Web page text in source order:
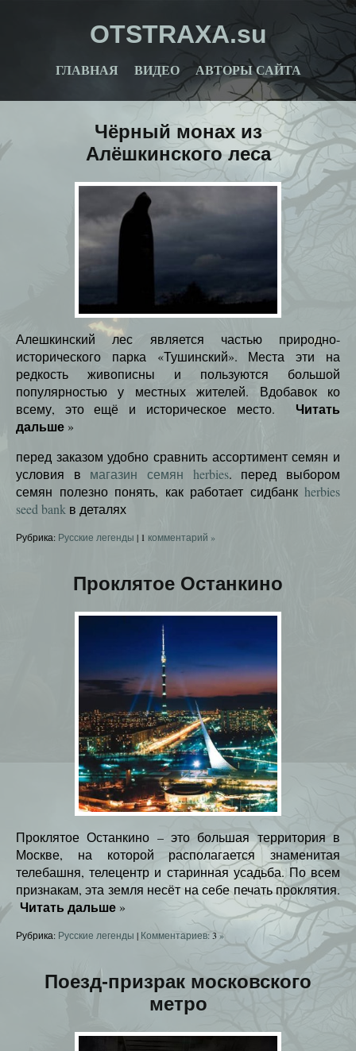
OTSTRAXA.su
ГЛАВНАЯ ВИДЕО АВТОРЫ САЙТА
Чёрный монах из
Алёшкинского леса
Алешкинский лес является частью природно-
исторического парка «Тушинский». Места эти на
редкость живописны и пользуются большой
популярностью у местных жителей. Вдобавок ко
всему, это ещё и историческое место.
Читать
дальше »
перед заказом удобно сравнить ассортимент семян и
условия в магазин семян herbies. перед выбором
семян полезно понять, как работает сидбанк herbies
seed bank в деталях
Рубрика: Русские легенды | 1 комментарий »
Проклятое Останкино
Проклятое Останкино – это большая территория в
Москве, на которой располагается знаменитая
телебашня, телецентр и старинная усадьба. По всем
признакам, эта земля несёт на себе печать проклятия.
Читать дальше »
Рубрика: Русские легенды | Комментариев:3 »
Поезд-призрак московского
метро